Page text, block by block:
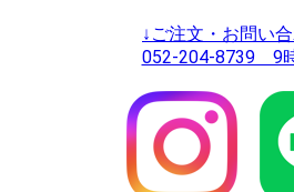
↓ご注文・お問い
052-204-8739 9